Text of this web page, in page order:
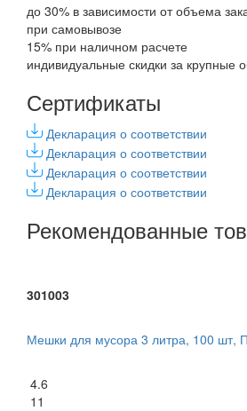
до 30% в зависимости от объема
при самовывозе
15% при наличном расчете
индивидуальные скидки за крупные
Сертификаты
Декларация о соответствии
Декларация о соответствии
Декларация о соответствии
Декларация о соответствии
Рекомендованные
301003
Мешки для мусора 3 литра, 100 шт,
4.6
11